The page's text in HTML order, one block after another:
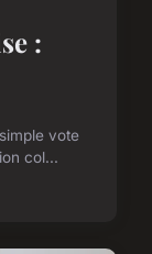
:
vote
col...